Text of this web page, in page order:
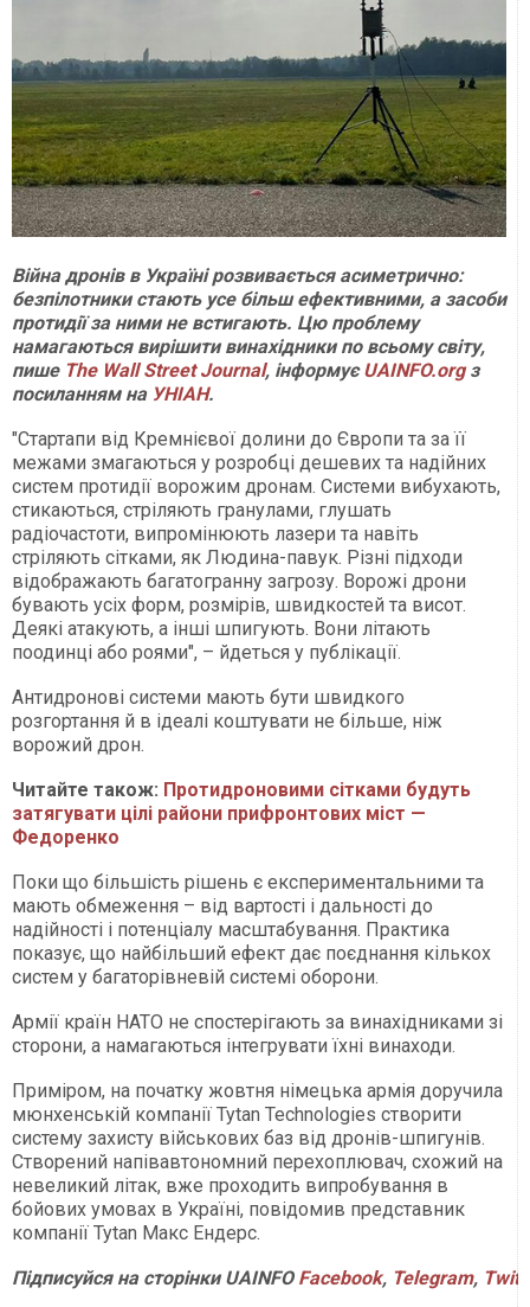
Війна дронів в Україні розвивається асиметрично:
безпілотники стають усе більш ефективними, а засоби
протидії за ними не встигають. Цю проблему
намагаються вирішити винахідники по всьому світу,
пише The Wall Street Journal, інформуєUAINFO.orgз
посиланням на УНІАН.
"Стартапи від Кремнієвої долини до Європи та за її
межами змагаються у розробці дешевих та надійних
систем протидії ворожим дронам. Системи вибухають,
стикаються, стріляють гранулами, глушать
радіочастоти, випромінюють лазери та навіть
стріляють сітками, як Людина-павук. Різні підходи
відображають багатогранну загрозу. Ворожі дрони
бувають усіх форм, розмірів, швидкостей та висот.
Деякі атакують, а інші шпигують. Вони літають
поодинці або роями", – йдеться у публікації.
Антидронові системи мають бути швидкого
розгортання й в ідеалі коштувати не більше, ніж
ворожий дрон.
Читайте також: Протидроновими сітками будуть
затягувати цілі райони прифронтових міст —
Федоренко
Поки що більшість рішень є експериментальними та
мають обмеження – від вартості і дальності до
надійності і потенціалу масштабування. Практика
показує, що найбільший ефект дає поєднання кількох
систем у багаторівневій системі оборони.
Армії країн НАТО не спостерігають за винахідниками зі
сторони, а намагаються інтегрувати їхні винаходи.
Приміром, на початку жовтня німецька армія доручила
мюнхенській компанії Tytan Technologies створити
систему захисту військових баз від дронів-шпигунів.
Створений напівавтономний перехоплювач, схожий на
невеликий літак, вже проходить випробування в
бойових умовах в Україні, повідомив представник
компанії Tytan Макс Ендерс.
ПідписуйсянасторінкиUAINFO Facebook, Telegram,